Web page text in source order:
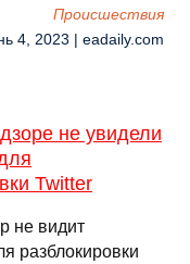
Происшествия
4, 2023 | eadaily.com
не увидели
Twitter
не видит
разблокировки